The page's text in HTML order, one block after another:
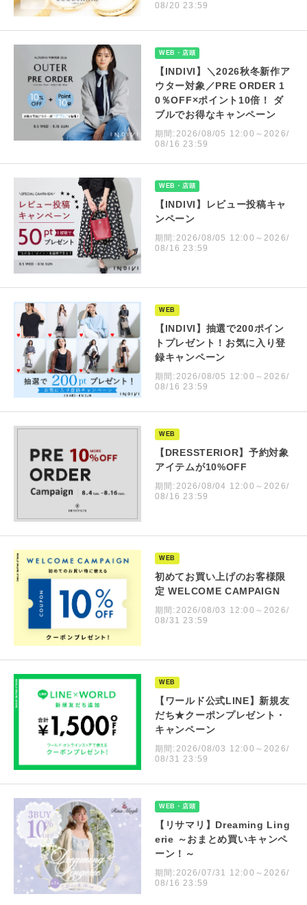
08/20 23:59
WEB・店頭
【INDIVI】＼2026秋冬新作ア
ウター対象／PRE ORDER 1
0％OFF×ポイント10倍！ ダ
ブルでお得なキャンペーン
期間:2026/08/05 12:00～2026/
08/16 23:59
WEB・店頭
【INDIVI】レビュー投稿キャ
ンペーン
期間:2026/08/05 12:00～2026/
08/16 23:59
WEB
【INDIVI】抽選で200ポイン
トプレゼント！お気に入り登
録キャンペーン
期間:2026/08/05 12:00～2026/
08/16 23:59
WEB
【DRESSTERIOR】予約対象
アイテムが10%OFF
期間:2026/08/04 12:00～2026/
08/16 23:59
WEB
初めてお買い上げのお客様限
定 WELCOME CAMPAIGN
期間:2026/08/03 12:00～2026/
08/31 23:59
WEB
【ワールド公式LINE】新規友
だち★クーポンプレゼント・
キャンペーン
期間:2026/08/03 12:00～2026/
08/31 23:59
WEB・店頭
【リサマリ】Dreaming Ling
erie ～おまとめ買いキャンペ
ーン！～
期間:2026/07/31 12:00～2026/
08/16 23:59